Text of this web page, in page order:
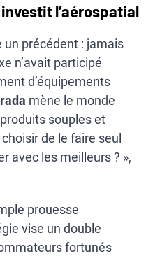
l’aérospatial
précédent : jamais
n’avait participé
d’équipements
mène le monde
souples et
de le faire seul
avec les meilleurs ? »,
prouesse
vise un double
fortunés